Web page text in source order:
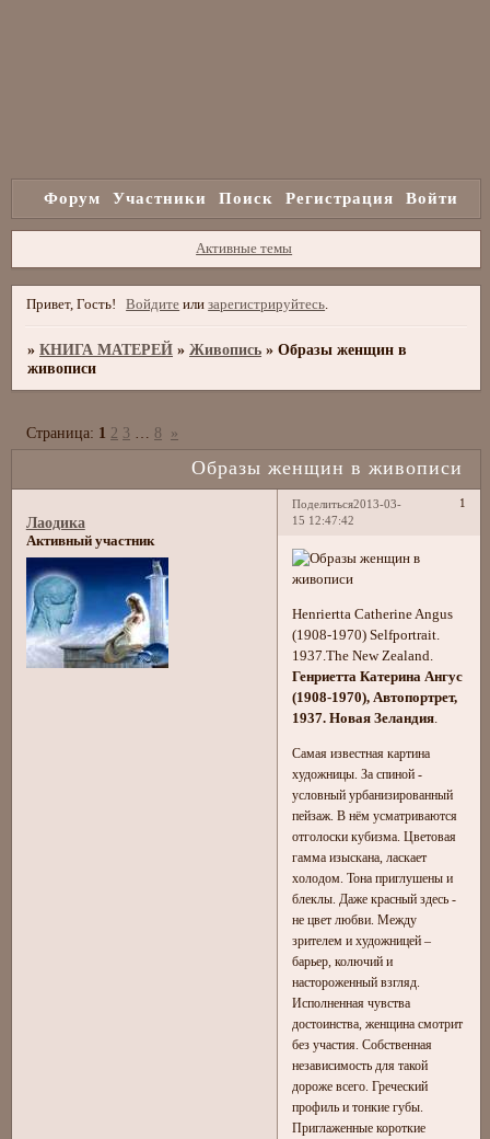
Форум Участники Поиск Регистрация Войти
Активные темы
Привет, Гость! Войдите илизарегистрируйтесь
»КНИГА МАТЕРЕЙ »Живопись »Образы женщин в
живописи
Образы женщин в живописи
Страница: 1 2 3 8 »
Поделиться 1
2013-03-
15 12:47:42
Лаодика
Активный участник
Henriertta Catherine Angus
(1908-1970) Selfportrait.
1937.The New Zealand.
Генриетта Катерина Ангус
(1908-1970), Автопортрет,
1937. Новая Зеландия.
Самая известная картина
художницы. За спиной -
условный урбанизированный
пейзаж. В нём усматриваются
отголоски кубизма. Цветовая
гамма изыскана, ласкает
холодом. Тона приглушены и
блеклы. Даже красный здесь -
не цвет любви. Между
зрителем и художницей –
барьер, колючий и
настороженный взгляд.
Исполненная чувства
достоинства, женщина смотрит
без участия. Собственная
независимость для такой
дороже всего. Греческий
профиль и тонкие губы.
Приглаженные короткие